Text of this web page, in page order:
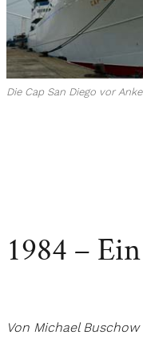
Die Cap San Diego vor
1984 –
Von Michael Buschow